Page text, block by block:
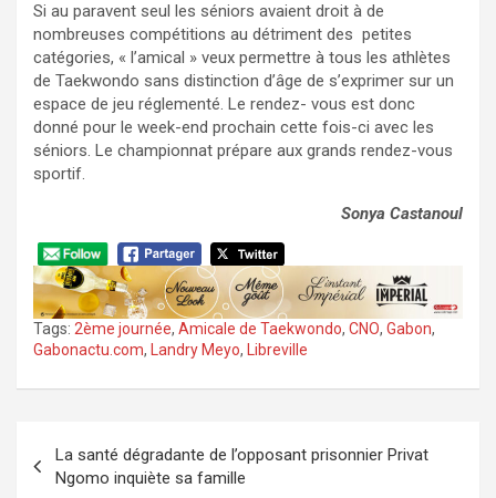
Si au paravent seul les séniors avaient droit à de
nombreuses compétitions au détriment des petites
catégories, « l’amical » veux permettre à tous les athlètes
de Taekwondo sans distinction d’âge de s’exprimer sur un
espace de jeu réglementé. Le rendez- vous est donc
donné pour le week-end prochain cette fois-ci avec les
séniors. Le championnat prépare aux grands rendez-vous
sportif.
Sonya Castanoul
Tags: 2ème journée, Amicale de Taekwondo, CNO, Gabon,
Gabonactu.com, Landry Meyo, Libreville
de
La santé dégradante de l’opposant prisonnier Privat
Ngomo inquiète sa famille